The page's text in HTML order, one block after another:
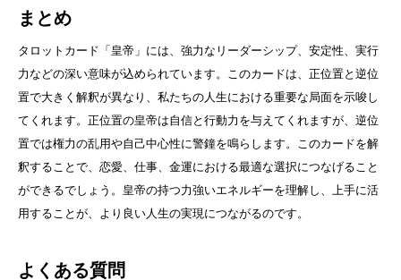
まとめ
タロットカード「皇帝」には、強力なリーダーシップ、安定性、実行
力などの深い意味が込められています。このカードは、正位置と逆位
置で大きく解釈が異なり、私たちの人生における重要な局面を示唆し
てくれます。正位置の皇帝は自信と行動力を与えてくれますが、逆位
置では権力の乱用や自己中心性に警鐘を鳴らします。このカードを解
釈することで、恋愛、仕事、金運における最適な選択につなげること
ができるでしょう。皇帝の持つ力強いエネルギーを理解し、上手に活
用することが、より良い人生の実現につながるのです。
よくある質問